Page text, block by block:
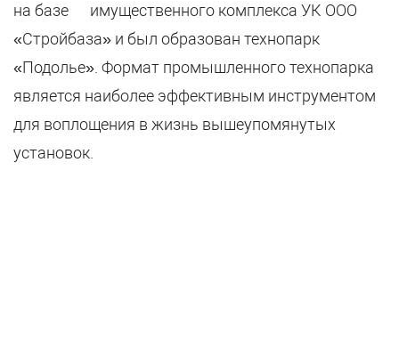
на базе имущественного комплекса УК ООО
«Стройбаза» и был образован технопарк
«Подолье». Формат промышленного технопарка
является наиболее эффективным инструментом
для воплощения в жизнь вышеупомянутых
установок.